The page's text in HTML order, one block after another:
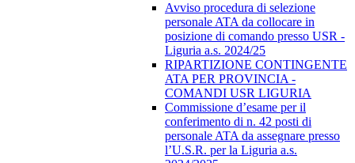
Avviso procedura di selezione
personale ATA da collocare in
posizione di comando presso USR -
Liguria a.s. 2024/25
RIPARTIZIONE CONTINGENTE
ATA PER PROVINCIA -
COMANDI USR LIGURIA
Commissione d’esame per il
conferimento di n. 42 posti di
personale ATA da assegnare presso
l’U.S.R. per la Liguria a.s.